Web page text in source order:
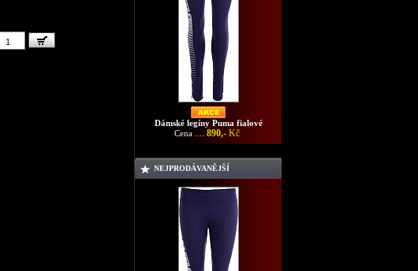
Dámské legíny Puma fialové
Cena .... 890,- Kč
NEJPRODÁVANĚJŠÍ